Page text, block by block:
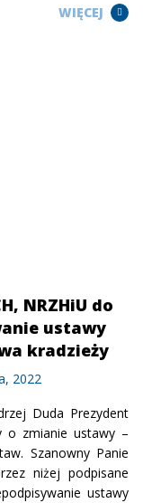
WIĘCEJ
NRZHiU do
ustawy
kradzieży
2022
Duda Prezydent
o zmianie ustawy –
Szanowny Panie
niżej podpisane
ustawy